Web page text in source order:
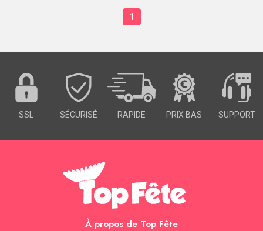
1
SSL SÉCURISÉ RAPIDE PRIX BAS SUPPORT
À propos de Top Fête